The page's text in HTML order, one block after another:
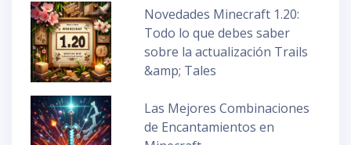
Novedades Minecraft 1.20:
Todo lo que debes saber
sobre la actualización Trails
&amp; Tales
Las Mejores Combinaciones
de Encantamientos en